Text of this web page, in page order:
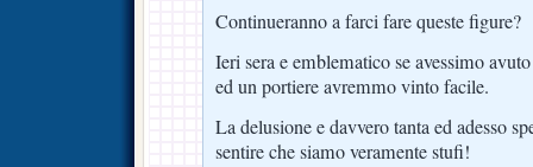
Continueranno a farci fare queste figure?
Ieri sera e emblematico se avessimo
ed un portiere avremmo vinto facile.
La delusione e davvero tanta ed adesso
sentire che siamo veramente stufi!